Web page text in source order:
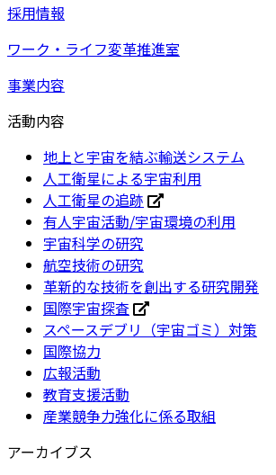
採用情報
ワーク・ライフ変革推進室
事業内容
活動内容
地上と宇宙を結ぶ輸送システム
人工衛星による宇宙利用
人工衛星の追跡
有人宇宙活動/宇宙環境の利用
宇宙科学の研究
航空技術の研究
革新的な技術を創出する研究開発
国際宇宙探査
スペースデブリ（宇宙ゴミ）対策
国際協力
広報活動
教育支援活動
産業競争力強化に係る取組
アーカイブス